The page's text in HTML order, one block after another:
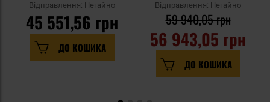
Відправлення: Негайно
45 551,56 грн
ДО КОШИКА
Відправлення: Негайно
56 943,05 грн
59 940,05 грн
ДО КОШИКА